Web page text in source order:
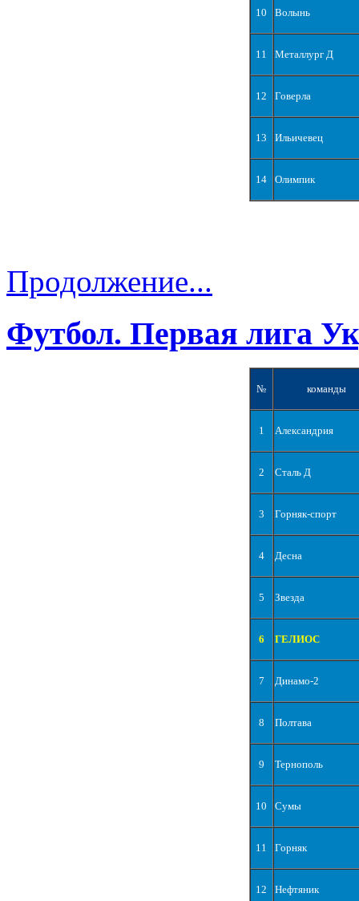
10 Волынь
11 Металлург Д
12 Говерла
13 Ильичевец
14 Олимпик
Продолжение...
Футбол. Первая лига
№ команды
1 Александрия
2 Сталь Д
3 Горняк-спорт
4 Десна
5 Звезда
6 ГЕЛИОС
7 Динамо-2
8 Полтава
9 Тернополь
10 Сумы
11 Горняк
12 Нефтяник